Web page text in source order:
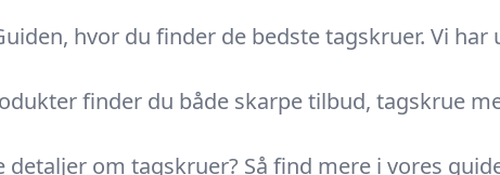
hvor du finder de bedste tagskruer. Vi
finder du både skarpe tilbud, tagskrue
detaljer om tagskruer? Så find mere i vores